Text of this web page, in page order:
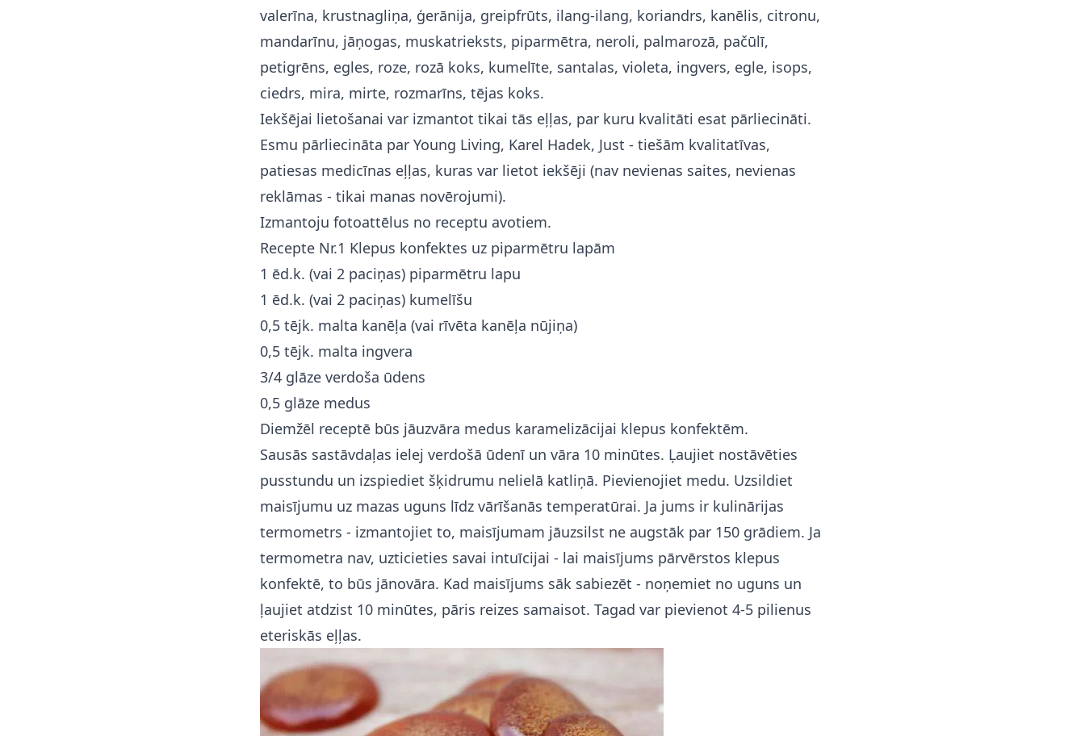
valerīna, krustnagliņa, ģerānija, greipfrūts, ilang-ilang, koriandrs, kanēlis, citronu,
mandarīnu, jāņogas, muskatrieksts, piparmētra, neroli, palmarozā, pačūlī,
petigrēns, egles, roze, rozā koks, kumelīte, santalas, violeta, ingvers, egle, isops,
ciedrs, mira, mirte, rozmarīns, tējas koks.
Iekšējai lietošanai var izmantot tikai tās eļļas, par kuru kvalitāti esat pārliecināti.
Esmu pārliecināta par Young Living, Karel Hadek, Just - tiešām kvalitatīvas,
patiesas medicīnas eļļas, kuras var lietot iekšēji (nav nevienas saites, nevienas
reklāmas - tikai manas novērojumi).
Izmantoju fotoattēlus no receptu avotiem.
Recepte Nr.1 Klepus konfektes uz piparmētru lapām
1 ēd.k. (vai 2 paciņas) piparmētru lapu
1 ēd.k. (vai 2 paciņas) kumelīšu
0,5 tējk. malta kanēļa (vai rīvēta kanēļa nūjiņa)
0,5 tējk. malta ingvera
3/4 glāze verdoša ūdens
0,5 glāze medus
Diemžēl receptē būs jāuzvāra medus karamelizācijai klepus konfektēm.
Sausās sastāvdaļas ielej verdošā ūdenī un vāra 10 minūtes. Ļaujiet nostāvēties
pusstundu un izspiediet šķidrumu nelielā katliņā. Pievienojiet medu. Uzsildiet
maisījumu uz mazas uguns līdz vārīšanās temperatūrai. Ja jums ir kulinārijas
termometrs - izmantojiet to, maisījumam jāuzsilst ne augstāk par 150 grādiem. Ja
termometra nav, uzticieties savai intuīcijai - lai maisījums pārvērstos klepus
konfektē, to būs jānovāra. Kad maisījums sāk sabiezēt - noņemiet no uguns un
ļaujiet atdzist 10 minūtes, pāris reizes samaisot. Tagad var pievienot 4-5 pilienus
eteriskās eļļas.